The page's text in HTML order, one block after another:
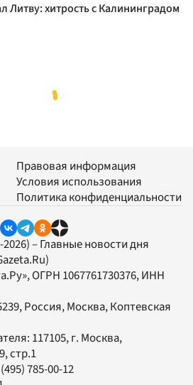
Литву: хитрость с Калининградом
Правовая информация
Условия использования
Политика конфиденциальности
– Главные новости дня
, ОГРН 1067761730376, ИНН
Россия, Москва, Коптевская
117105, г. Москва,
стр.1
785-00-12